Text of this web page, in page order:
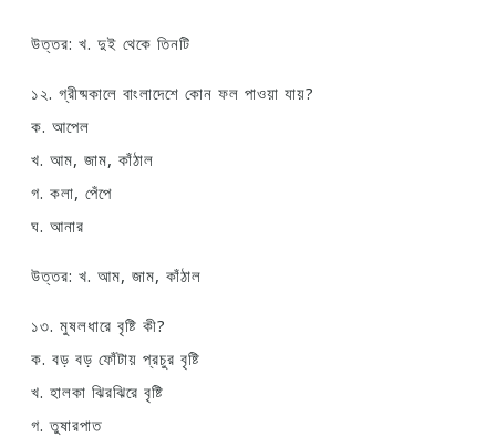
উত্তর: খ. দুই থেকে তিনটি
১২. গ্রীষ্মকালে বাংলাদেশে কোন ফল পাওয়া যায়?
ক. আপেল
খ. আম, জাম, কাঁঠাল
গ. কলা, পেঁপে
ঘ. আনার
উত্তর: খ. আম, জাম, কাঁঠাল
১৩. মুষলধারে বৃষ্টি কী?
ক. বড় বড় ফোঁটায় প্রচুর বৃষ্টি
খ. হালকা ঝিরঝিরে বৃষ্টি
গ. তুষারপাত